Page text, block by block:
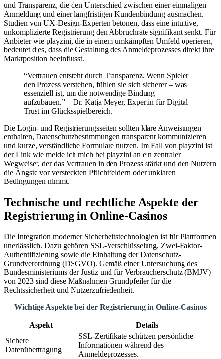
und Transparenz, die den Unterschied zwischen einer einmaligen
Anmeldung und einer langfristigen Kundenbindung ausmachen.
Studien von UX-Design-Experten betonen, dass eine intuitive,
unkomplizierte Registrierung den Abbruchrate signifikant senkt. Für
Anbieter wie playzini, die in einem umkämpften Umfeld operieren,
bedeutet dies, dass die Gestaltung des Anmeldeprozesses direkt ihre
Marktposition beeinflusst.
“Vertrauen entsteht durch Transparenz. Wenn Spieler
den Prozess verstehen, fühlen sie sich sicherer – was
essenziell ist, um die notwendige Bindung
aufzubauen.” – Dr. Katja Meyer, Expertin für Digital
Trust im Glücksspielbereich.
Die Login- und Registrierungsseiten sollten klare Anweisungen
enthalten, Datenschutzbestimmungen transparent kommunizieren
und kurze, verständliche Formulare nutzen. Im Fall von playzini ist
der Link wie melde ich mich bei playzini an ein zentraler
Wegweiser, der das Vertrauen in den Prozess stärkt und den Nutzern
die Ängste vor versteckten Pflichtfeldern oder unklaren
Bedingungen nimmt.
Technische und rechtliche Aspekte der
Registrierung in Online-Casinos
Die Integration moderner Sicherheitstechnologien ist für Plattformen
unerlässlich. Dazu gehören SSL-Verschlüsselung, Zwei-Faktor-
Authentifizierung sowie die Einhaltung der Datenschutz-
Grundverordnung (DSGVO). Gemäß einer Untersuchung des
Bundesministeriums der Justiz und für Verbraucherschutz (BMJV)
von 2023 sind diese Maßnahmen Grundpfeiler für die
Rechtssicherheit und Nutzerzufriedenheit.
Wichtige Aspekte bei der Registrierung in Online-Casinos
Aspekt
Details
Sichere
Datenübertragung
SSL-Zertifikate schützen persönliche
Informationen während des
Anmeldeprozesses.